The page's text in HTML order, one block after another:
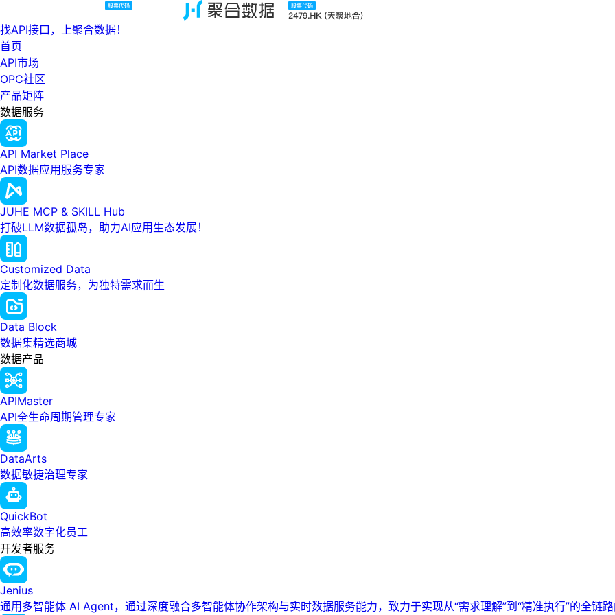
找API接口，上聚合数据！
首页
API市场
OPC社区
产品矩阵
数据服务
API Market Place
API数据应用服务专家
JUHE MCP & SKILL Hub
打破LLM数据孤岛，助力AI应用生态发展！
Customized Data
定制化数据服务，为独特需求而生
Data Block
数据集精选商城
数据产品
APIMaster
API全生命周期管理专家
DataArts
数据敏捷治理专家
QuickBot
高效率数字化员工
开发者服务
Jenius
通用多智能体 AI Agent，通过深度融合多智能体协作架构与实时数据服务能力，致力于实现从“需求理解”到“精准执行”的全链